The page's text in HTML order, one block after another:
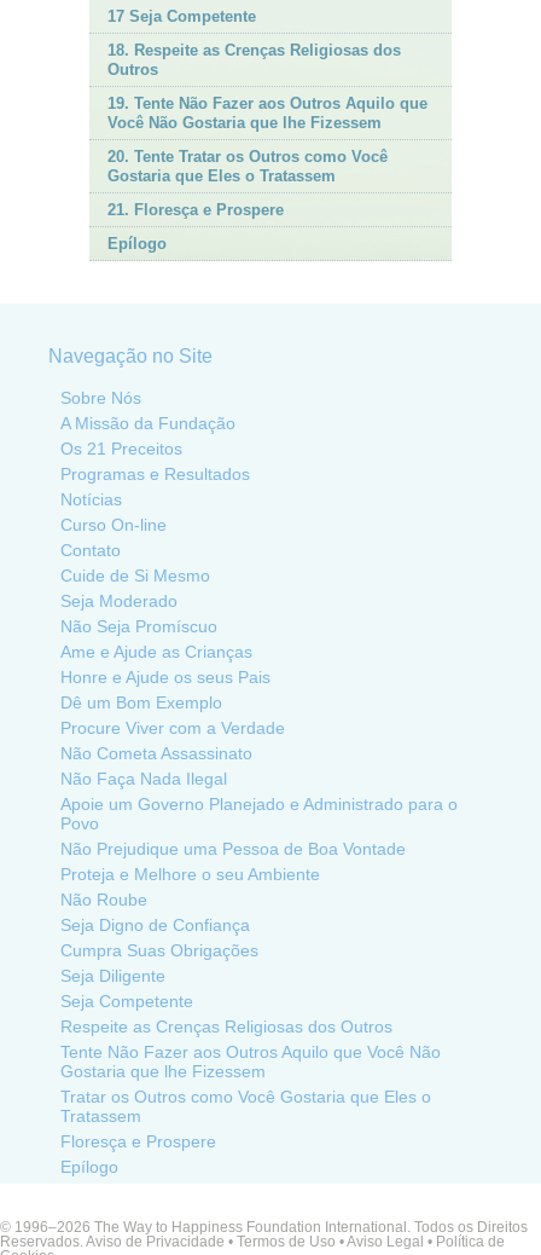
17 Seja Competente
18. Respeite as Crenças Religiosas dos
Outros
19. Tente Não Fazer aos Outros Aquilo que
Você Não Gostaria que lhe Fizessem
20. Tente Tratar os Outros como Você
Gostaria que Eles o Tratassem
21. Floresça e Prospere
Epílogo
Navegação no Site
Sobre Nós
A Missão da Fundação
Os 21 Preceitos
Programas e Resultados
Notícias
Curso On-line
Contato
Cuide de Si Mesmo
Seja Moderado
Não Seja Promíscuo
Ame e Ajude as Crianças
Honre e Ajude os seus Pais
Dê um Bom Exemplo
Procure Viver com a Verdade
Não Cometa Assassinato
Não Faça Nada Ilegal
Apoie um Governo Planejado e Administrado para o
Povo
Não Prejudique uma Pessoa de Boa Vontade
Proteja e Melhore o seu Ambiente
Não Roube
Seja Digno de Confiança
Cumpra Suas Obrigações
Seja Diligente
Seja Competente
Respeite as Crenças Religiosas dos Outros
Tente Não Fazer aos Outros Aquilo que Você Não
Gostaria que lhe Fizessem
Tratar os Outros como Você Gostaria que Eles o
Tratassem
Floresça e Prospere
Epílogo
© 1996–2026 The Way to Happiness Foundation International. Todos os Direitos
Reservados. Aviso de Privacidade • Termos de Uso •Aviso Legal • Política de